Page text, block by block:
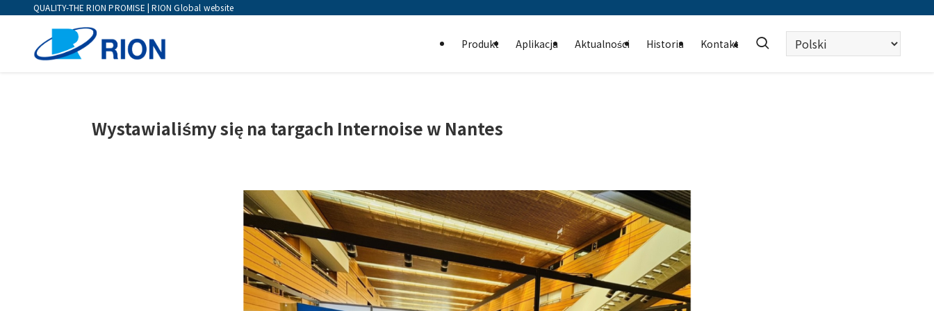
QUALITY-THE RION PROMISE | RION Global website
Produkt Aplikacja Aktualności Historia Kontakt
Wybierz
język
Wystawialiśmy się na targach Internoise w Nantes